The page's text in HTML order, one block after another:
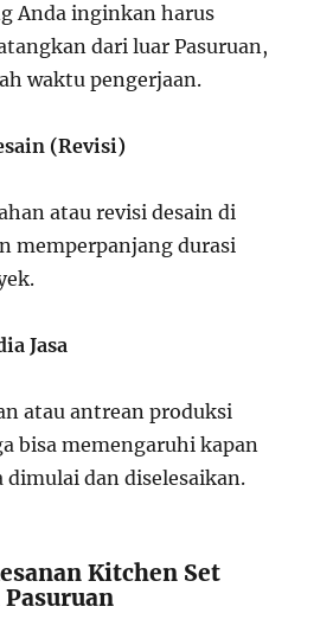
Anda inginkan harus
dari luar Pasuruan,
waktu pengerjaan.
(Revisi)
atau revisi desain di
memperpanjang durasi
Jasa
atau antrean produksi
bisa memengaruhi kapan
dimulai dan diselesaikan.
Kitchen Set